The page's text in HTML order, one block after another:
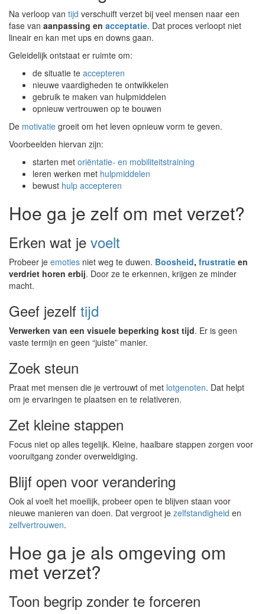
Na verloop van tijd verschuift verzet bij veel mensen naar een
fase van aanpassing en acceptatie. Dat proces verloopt niet
lineair en kan met ups en downs gaan.
Geleidelijk ontstaat er ruimte om:
de situatie te accepteren
nieuwe vaardigheden te ontwikkelen
gebruik te maken van hulpmiddelen
opnieuw vertrouwen op te bouwen
De motivatie groeit om het leven opnieuw vorm te geven.
Voorbeelden hiervan zijn:
starten met oriëntatie- en mobiliteitstraining
leren werken met hulpmiddelen
bewust hulp accepteren
Hoe ga je zelf om met verzet?
Erken wat je voelt
Probeer je emoties niet weg te duwen. Boosheid, frustratie en
verdriet horen erbij. Door ze te erkennen, krijgen ze minder
macht.
Geef jezelf tijd
Verwerken van een visuele beperking kost tijd. Er is geen
vaste termijn en geen “juiste” manier.
Zoek steun
Praat met mensen die je vertrouwt of met lotgenoten. Dat helpt
om je ervaringen te plaatsen en te relativeren.
Zet kleine stappen
Focus niet op alles tegelijk. Kleine, haalbare stappen zorgen voor
vooruitgang zonder overweldiging.
Blijf open voor verandering
Ook al voelt het moeilijk, probeer open te blijven staan voor
nieuwe manieren van doen. Dat vergroot je zelfstandigheid en
zelfvertrouwen.
Hoe ga je als omgeving om
met verzet?
Toon begrip zonder te forceren